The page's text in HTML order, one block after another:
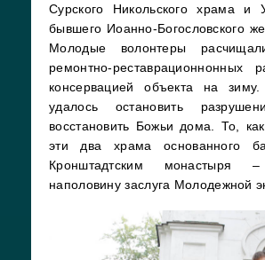
Сурского Никольского храма и
бывшего Иоанно-Богословского
Молодые волонтеры
ремонтно-реставрационнонных
консервацией объекта на
удалось остановить
восстановить Божьи дома. То,
эти два храма основанного
Кронштадтским монастыря
наполовину заслуга Молодежной